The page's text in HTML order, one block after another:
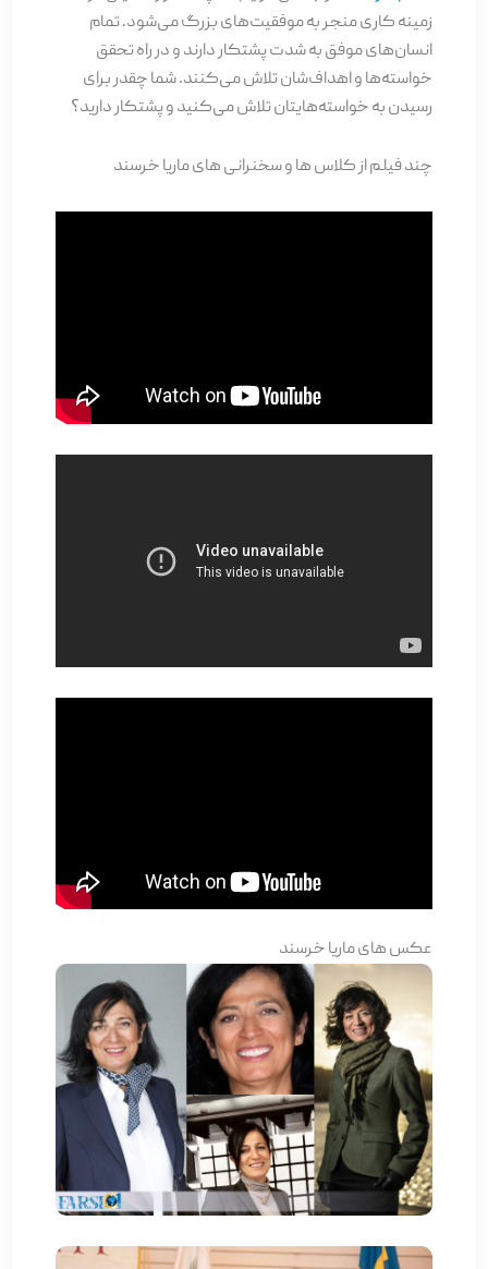
زمینه کاری منجر به موفقیت‌های بزرگ می‌شود. تمام
انسان‌های موفق به شدت پشتکار دارند و در راه تحقق
خواسته‌ها و اهداف‌شان تلاش می‌کنند. شما چقدر برای
رسیدن به خواسته‌هایتان تلاش می‌کنید و پشتکار دارید؟
چند فیلم از کلاس ها و سخنرانی های ماریا خرسند
عکس های ماریا خرسند